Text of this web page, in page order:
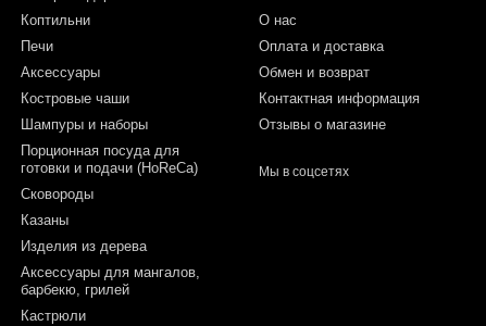
Коптильни
Печи
Аксессуары
Костровые чаши
Шампуры и наборы
Порционная посуда для
готовки и подачи (HoReCa)
Сковороды
Казаны
Изделия из дерева
Аксессуары для мангалов,
барбекю, грилей
Кастрюли
О нас
Оплата и доставка
Обмен и возврат
Контактная информация
Отзывы о магазине
Мы в соцсетях